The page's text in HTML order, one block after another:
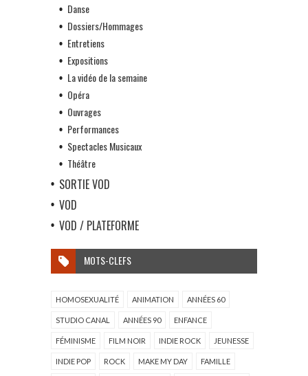
Danse
Dossiers/Hommages
Entretiens
Expositions
La vidéo de la semaine
Opéra
Ouvrages
Performances
Spectacles Musicaux
Théâtre
SORTIE VOD
VOD
VOD / PLATEFORME
MOTS-CLEFS
HOMOSEXUALITÉ ANIMATION ANNÉES 60
STUDIO CANAL ANNÉES 90 ENFANCE
FÉMINISME FILM NOIR INDIE ROCK JEUNESSE
INDIE POP ROCK MAKE MY DAY FAMILLE